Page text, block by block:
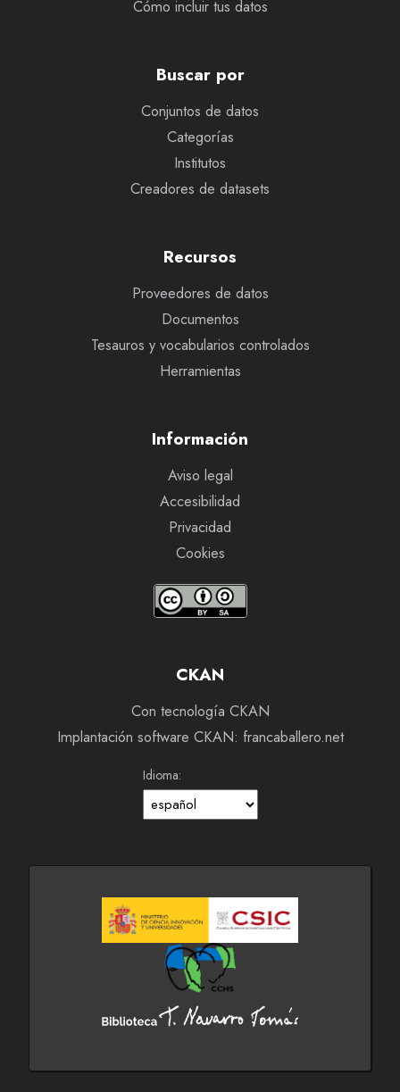
Cómo incluir tus datos
Buscar por
Conjuntos de datos
Categorías
Institutos
Creadores de datasets
Recursos
Proveedores de datos
Documentos
Tesauros y vocabularios controlados
Herramientas
Información
Aviso legal
Accesibilidad
Privacidad
Cookies
CKAN
Con tecnología CKAN
Implantación software CKAN: francaballero.net
Idioma